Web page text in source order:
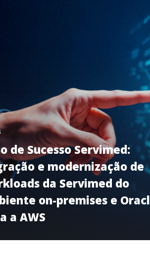
de Sucesso Servimed:
e modernização de
da Servimed do
on-premises e
a AWS